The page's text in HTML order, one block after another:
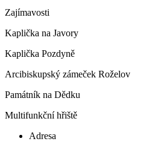
Zajímavosti
Kaplička na Javory
Kaplička Pozdyně
Arcibiskupský zámeček Roželov
Památník na Dědku
Multifunkční hřiště
Adresa